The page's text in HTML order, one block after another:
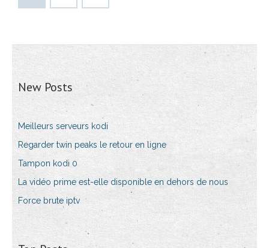
New Posts
Meilleurs serveurs kodi
Regarder twin peaks le retour en ligne
Tampon kodi 0
La vidéo prime est-elle disponible en dehors de nous
Force brute iptv